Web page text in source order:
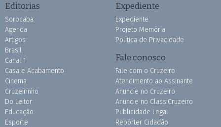
Editorias
Sorocaba
Agenda
Artigos
Brasil
Canal 1
Casa e Acabamento
Cinema
Cruzeirinho
Do Leitor
Educação
Esporte
Expediente
Expediente
Projeto Memória
Política de Privacidade
Fale conosco
Fale com o Cruzeiro
Atendimento ao Assinante
Anuncie no Cruzeiro
Anuncie no ClassiCruzeiro
Publicidade Legal
Repórter Cidadão